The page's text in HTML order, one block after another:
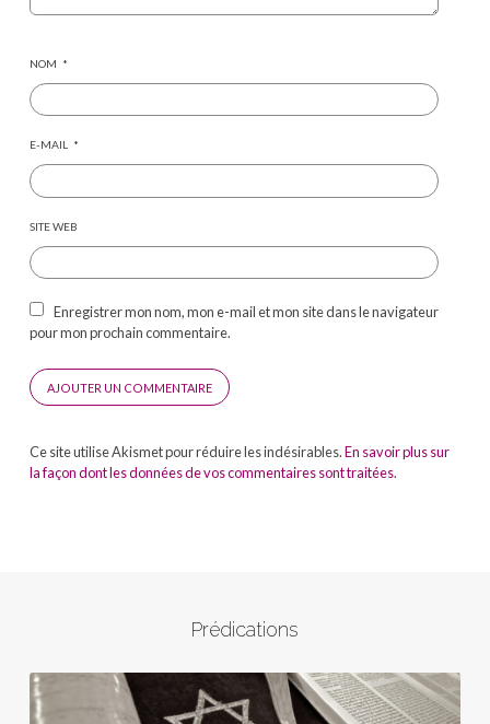
NOM *
E-MAIL *
SITE WEB
Enregistrer mon nom, mon e-mail et mon site dans le navigateur
pour mon prochain commentaire.
Ce site utilise Akismet pour réduire les indésirables.En savoir plus sur
la façon dont les données de vos commentaires sont traitées.
Prédications